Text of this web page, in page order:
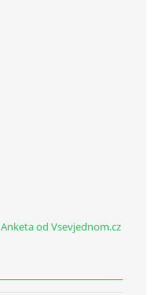
Anketa od Vsevjednom.cz